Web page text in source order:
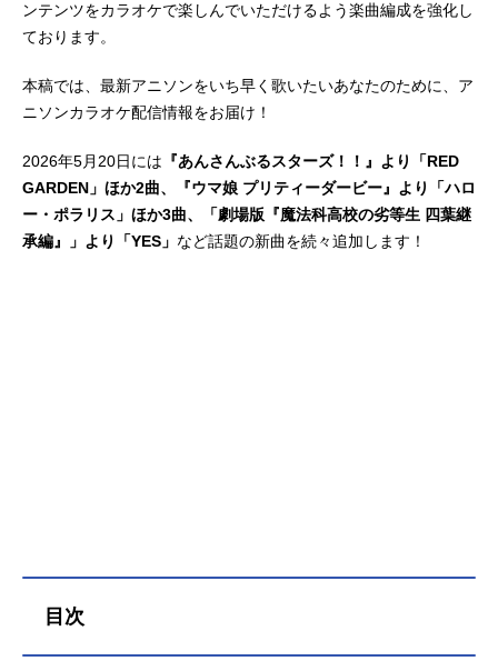
ンテンツをカラオケで楽しんでいただけるよう楽曲編成を強化し
ております。
本稿では、最新アニソンをいち早く歌いたいあなたのために、ア
ニソンカラオケ配信情報をお届け！
2026年5月20日には 『あんさんぶるスターズ！！』より「RED
GARDEN」ほか2曲、『ウマ娘 プリティーダービー』より「ハロ
ー・ポラリス」ほか3曲、「劇場版『魔法科高校の劣等生 四葉継
承編』」より「YES」 など話題の新曲を続々追加します！
目次